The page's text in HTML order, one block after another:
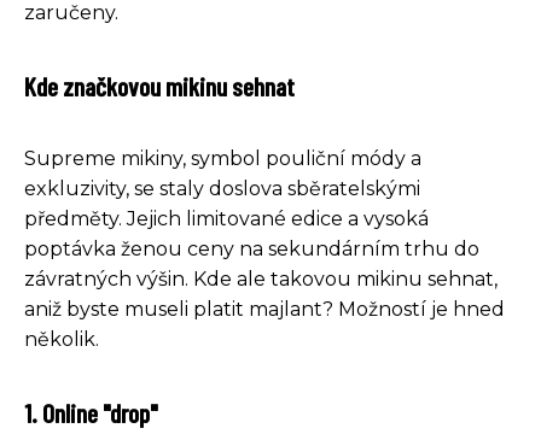
zaručeny.
Kde značkovou mikinu sehnat
Supreme mikiny, symbol pouliční módy a
exkluzivity, se staly doslova sběratelskými
předměty. Jejich limitované edice a vysoká
poptávka ženou ceny na sekundárním trhu do
závratných výšin. Kde ale takovou mikinu sehnat,
aniž byste museli platit majlant? Možností je hned
několik.
1. Online "drop"